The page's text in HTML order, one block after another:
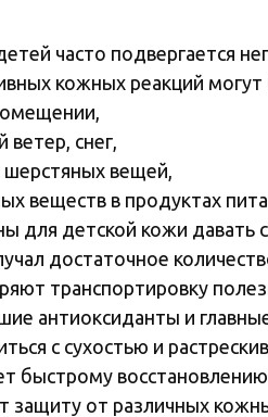
часто подвергается
кожных реакций
снег,
вещей,
веществ в продуктах
для детской кожи давать
достаточное
транспортировку
антиоксиданты и
с сухостью и
быстрому
защиту от различных